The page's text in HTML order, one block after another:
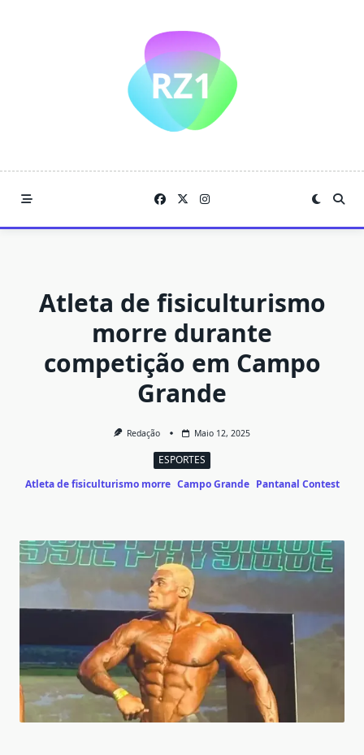
Atleta de fisiculturismo
morre durante
competição em Campo
Grande
Redação Maio 12, 2025
ESPORTES
Atleta de fisiculturismo morre Campo Grande Pantanal Contest